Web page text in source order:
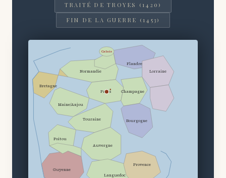
TRAITÉ DE TROYES (1420)
FIN DE LA GUERRE (1453)
Normandie
Bretagne
Paris
Maine/Anjou
Champagne
Bourgogne
Touraine
Poitou
Auvergne
Languedoc
Guyenne
Flandre
Calais
Lorraine
Provence
●